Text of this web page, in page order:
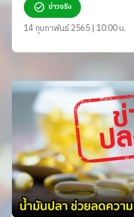
ข่าวจริง
14 กุมภาพันธ์ 2565 | 10:00 น.